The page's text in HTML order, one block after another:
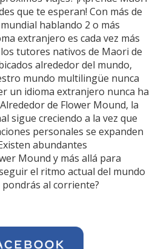
que te esperan! Con más de
hablando 2 o más
extranjero es cada vez más
tutores nativos de Maori de
alrededor del mundo,
mundo multilingüe nunca
un idioma extranjero nunca ha
de Flower Mound, la
sigue creciendo a la vez que
personales se expanden
abundantes
Mound y más allá para
el ritmo actual del mundo
al corriente?